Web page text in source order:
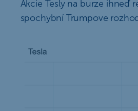
Akcie Tesly na burze ihneď
spochybní Trumpove